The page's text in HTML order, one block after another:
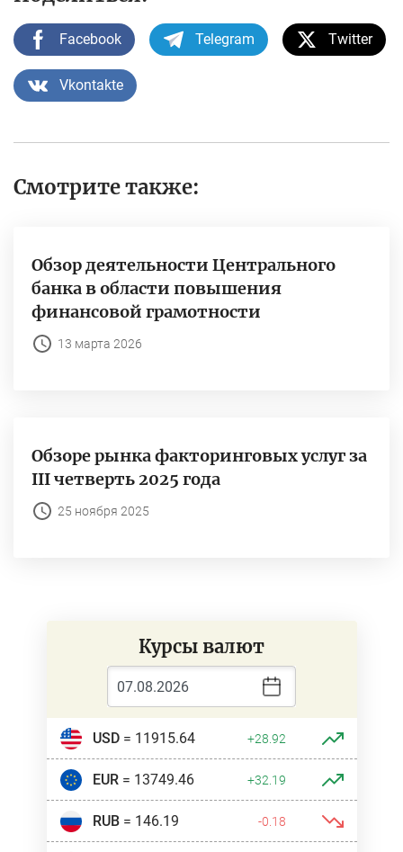
Facebook Telegram Twitter
Vkontakte
Смотрите также:
Обзор деятельности Центрального
банка в области повышения
финансовой грамотности
13 марта 2026
Обзоре рынка факторинговых услуг за
III четверть 2025 года
25 ноября 2025
Курсы валют
USD= 11915.64 +28.92
EUR= 13749.46 +32.19
RUB= 146.19 -0.18